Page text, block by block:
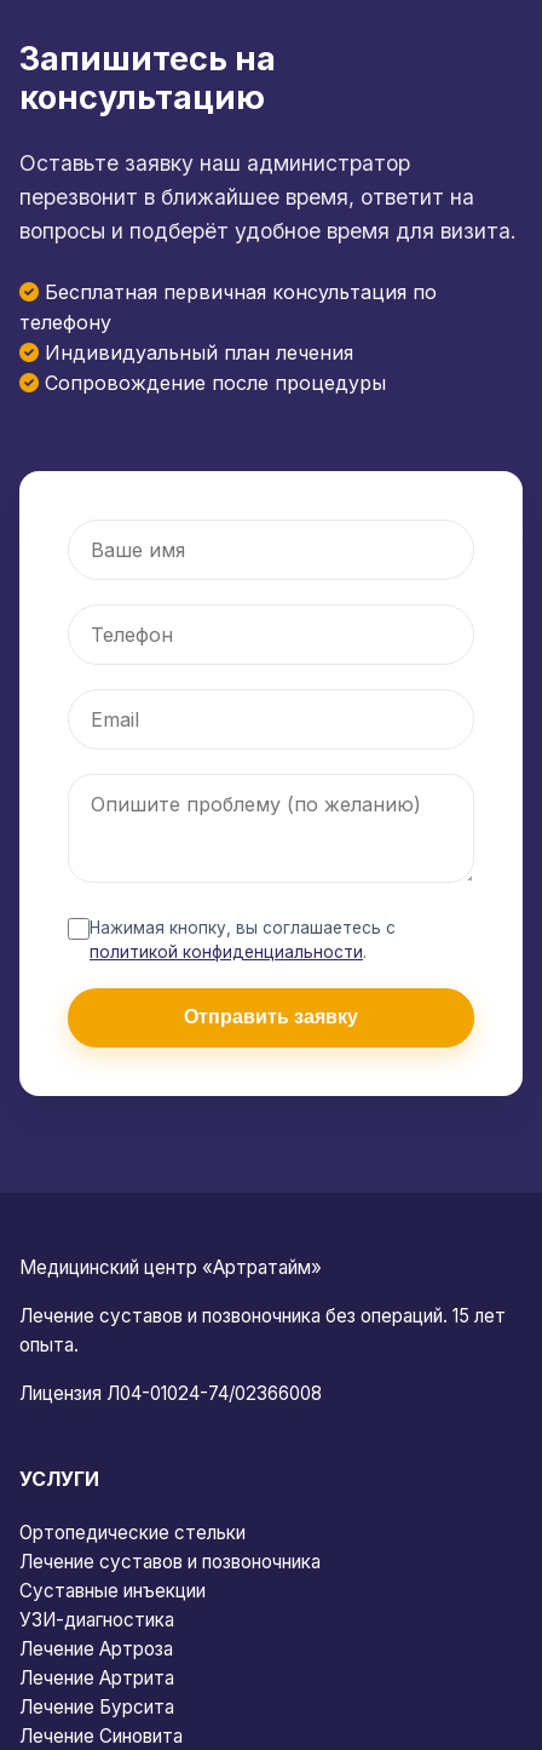
Запишитесь на
консультацию
Оставьте заявку наш администратор
перезвонит в ближайшее время, ответит на
вопросы и подберёт удобное время для визита.
Бесплатная первичная консультация по
телефону
Индивидуальный план лечения
Сопровождение после процедуры
Нажимая кнопку, вы соглашаетесь с
политикой конфиденциальности.
Отправить заявку
Медицинский центр «Артратайм»
Лечение суставов и позвоночника без операций. 15 лет
опыта.
Лицензия Л04-01024-74/02366008
УСЛУГИ
Ортопедические стельки
Лечение суставов и позвоночника
Суставные инъекции
УЗИ-диагностика
Лечение Артроза
Лечение Артрита
Лечение Бурсита
Лечение Синовита